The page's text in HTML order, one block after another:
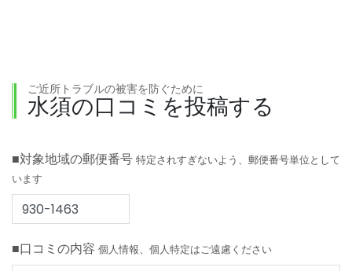
ご近所トラブルの被害を防ぐために
水須の口コミを投稿する
■対象地域の郵便番号 特定されすぎないよう、郵便番号単位として
います
■口コミの内容 個人情報、個人特定はご遠慮ください